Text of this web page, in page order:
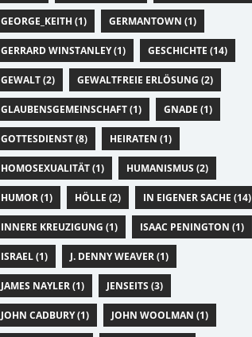
GEORGE_KEITH (1) GERMANTOWN (1)
GERRARD WINSTANLEY (1) GESCHICHTE (14)
GEWALT (2) GEWALTFREIE ERLÖSUNG (2)
GLAUBENSGEMEINSCHAFT (1) GNADE (1)
GOTTESDIENST (8) HEIRATEN (1)
HOMOSEXUALITÄT (1) HUMANISMUS (2)
HUMOR (1) HÖLLE (2) IN EIGENER SACHE (14)
INNERE KREUZIGUNG (1) ISAAC PENINGTON (1)
ISRAEL (1) J. DENNY WEAVER (1)
JAMES NAYLER (1) JENSEITS (3)
JOHN CADBURY (1) JOHN WOOLMAN (1)